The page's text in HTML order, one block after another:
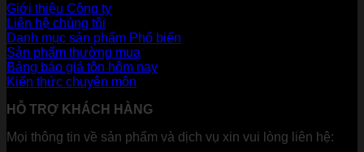
Giới thiệu Công ty
Liên hệ chúng tôi
Danh mục sản phẩm
Sản phẩm thường mua
Bảng báo giá tôn hôm nay
Kiến thức chuyên môn
HỖ TRỢ KHÁCH HÀNG
Mọi thông tin về sản phẩm và dịch vụ xin vui lòng liên hệ: